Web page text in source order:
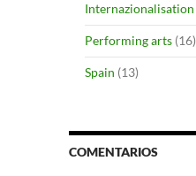
Internazionalisation
Performing arts (16)
Spain (13)
COMENTARIOS